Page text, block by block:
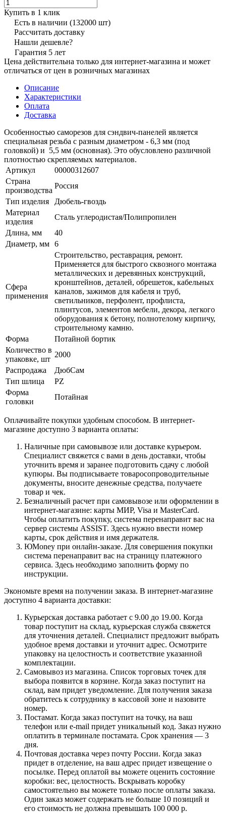
Купить в 1 клик
Есть в наличии (132000 шт)
Рассчитать доставку
Нашли дешевле?
Гарантия 5 лет
Цена действительна только для интернет-магазина и может
отличаться от цен в розничных магазинах
Описание
Характеристики
Оплата
Доставка
Особенностью саморезов для сэндвич-панелей является
специальная резьба с разным диаметром - 6,3 мм (под
головкой) и 5,5 мм (основная). Это обусловлено различной
плотностью скрепляемых материалов.
Артикул
00000312607
Страна
производства
Россия
Тип изделия
Дюбель-гвоздь
Материал
изделия
Сталь углеродистая/Полипропилен
Длина, мм
40
Диаметр, мм 6
Сфера
применения
Строительство, реставрация, ремонт.
Применяется для быстрого сквозного монтажа
металлических и деревянных конструкций,
кронштейнов, деталей, обрешеток, кабельных
каналов, зажимов для кабеля и труб,
светильников, перфолент, профлиста,
плинтусов, элементов мебели, декора, легкого
оборудования к бетону, полнотелому кирпичу,
строительному камню.
Форма
Потайной бортик
Количество в
упаковке, шт
2000
Распродажа
ДюбСам
Тип шлица
PZ
Форма
головки
Потайная
Оплачивайте покупки удобным способом. В интернет-
магазине доступно 3 варианта оплаты:
Наличные при самовывозе или доставке курьером.
Специалист свяжется с вами в день доставки, чтобы
уточнить время и заранее подготовить сдачу с любой
купюры. Вы подписываете товаросопроводительные
документы, вносите денежные средства, получаете
товар и чек.
Безналичный расчет при самовывозе или оформлении в
интернет-магазине: карты МИР, Visa и MasterCard.
Чтобы оплатить покупку, система перенаправит вас на
сервер системы ASSIST. Здесь нужно ввести номер
карты, срок действия и имя держателя.
ЮMoney при онлайн-заказе. Для совершения покупки
система перенаправит вас на страницу платежного
сервиса. Здесь необходимо заполнить форму по
инструкции.
Экономьте время на получении заказа. В интернет-магазине
доступно 4 варианта доставки:
Курьерская доставка работает с 9.00 до 19.00. Когда
товар поступит на склад, курьерская служба свяжется
для уточнения деталей. Специалист предложит выбрать
удобное время доставки и уточнит адрес. Осмотрите
упаковку на целостность и соответствие указанной
комплектации.
Самовывоз из магазина. Список торговых точек для
выбора появится в корзине. Когда заказ поступит на
склад, вам придет уведомление. Для получения заказа
обратитесь к сотруднику в кассовой зоне и назовите
номер.
Постамат. Когда заказ поступит на точку, на ваш
телефон или e-mail придет уникальный код. Заказ нужно
оплатить в терминале постамата. Срок хранения — 3
дня.
Почтовая доставка через почту России. Когда заказ
придет в отделение, на ваш адрес придет извещение о
посылке. Перед оплатой вы можете оценить состояние
коробки: вес, целостность. Вскрывать коробку
самостоятельно вы можете только после оплаты заказа.
Один заказ может содержать не больше 10 позиций и
его стоимость не должна превышать 100 000 р.